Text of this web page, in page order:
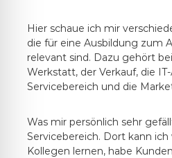
Hier schaue ich mir
die für eine Ausbildung zum
relevant sind. Dazu gehört
Werkstatt, der Verkauf, die
Servicebereich und die
Was mir persönlich sehr
Servicebereich. Dort kann
Kollegen lernen, habe